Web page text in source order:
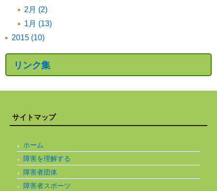
2月 (2)
1月 (13)
2015 (10)
リンク集
サイトマップ
ホーム
障害を理解する
障害者団体
障害者スポーツ